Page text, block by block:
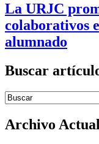
La URJC
colaborativos
alumnado
Buscar
Introduce términos de
Archivo